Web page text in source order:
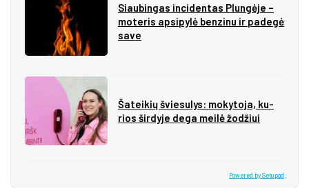
Siau­bin­gas in­ci­den­tas Plun­gė­je –
mo­te­ris ap­si­py­lė ben­zi­nu ir pa­de­gė
sa­ve
Ša­tei­kių švie­su­lys: mo­ky­to­ja, ku­
rios šir­dy­je de­ga mei­lė žo­džiui
Powered by Setupad